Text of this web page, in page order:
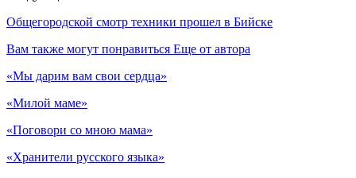
Общегородской смотр техники прошел в Бийске
Вам также могут понравиться Еще от автора
«Мы дарим вам свои сердца»
«Милой маме»
«Поговори со мною мама»
«Хранители русского языка»